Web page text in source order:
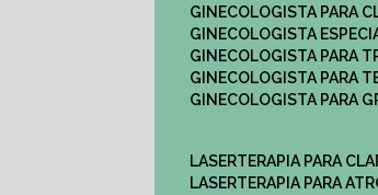
GINECOLOGISTA PARA
GINECOLOGISTA
GINECOLOGISTA PARA
GINECOLOGISTA PARA
GINECOLOGISTA PARA
LASERTERAPIA PARA
LASERTERAPIA PARA